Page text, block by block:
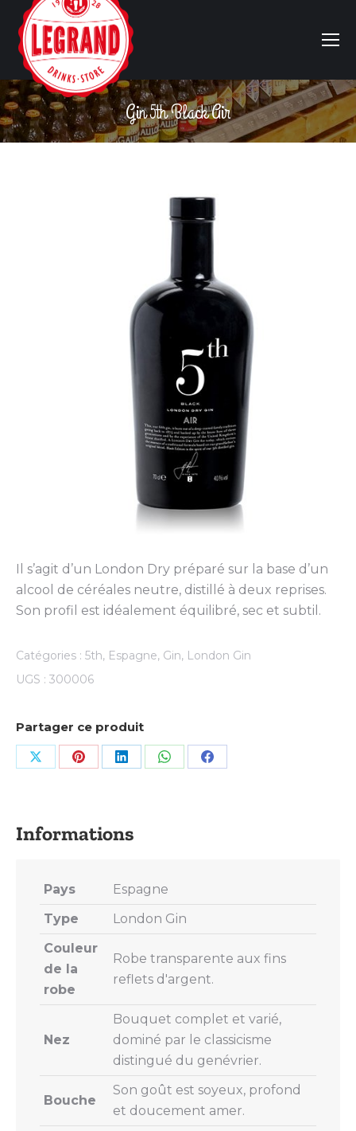
Gin 5th Black Air
Vous êtes ici :
Il s’agit d’un London Dry préparé sur la base d’un
alcool de céréales neutre, distillé à deux reprises.
Son profil est idéalement équilibré, sec et subtil.
Catégories : 5th, Espagne, Gin, London Gin
UGS : 300006
Partager ce produit
Share Share Share Share Share
Pays
Espagne
Type
London Gin
Couleur
de la
robe
Robe transparente aux fins
reflets d'argent.
Nez
Bouquet complet et varié,
dominé par le classicisme
distingué du genévrier.
Bouche
Son goût est soyeux, profond
et doucement amer.